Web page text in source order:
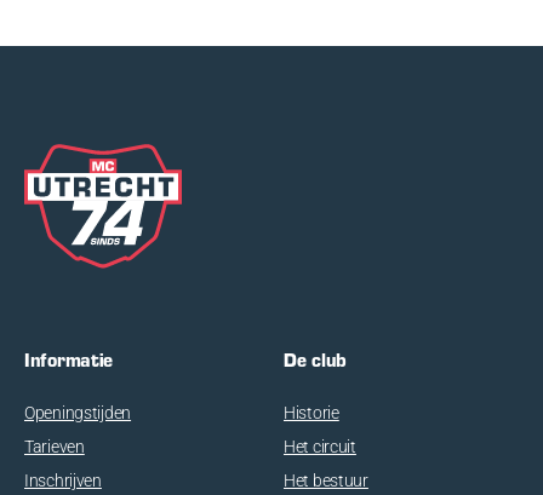
Informatie
Openingstijden
Tarieven
Inschrijven
De club
Historie
Het circuit
Het bestuur